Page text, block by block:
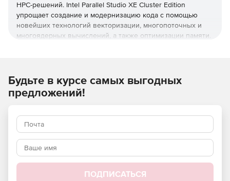
HPC-решений. Intel Parallel Studio XE Cluster Edition
упрощает создание и модернизацию кода с помощью
новейших технологий векторизации, многопоточных и
многоядерных вычислений, а также оптимизации памяти.
вычислительных кластерах, а также ведущие в отрасли
компиляторы, математические библиотеки,
и многое другое. Продукт обеспечивает
масштабирование кода C, C++, Fortran и Python на
процессорах Intel Xeon and Intel Xeon Phi.
Редакция Intel Parallel Studio XE Cluster Edition включает
интерфейса передачи сообщений MPI, инструменты для
Будьте в курсе самых выгодных
предложений!
ПОДПИСАТЬСЯ